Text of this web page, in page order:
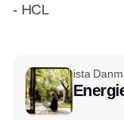
- HCL
ista